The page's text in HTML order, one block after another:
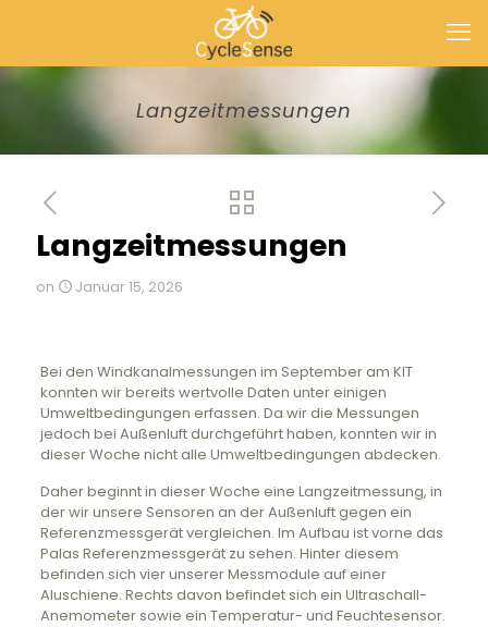
Langzeitmessungen
Langzeitmessungen
on Januar 15, 2026
Bei den Windkanalmessungen im September am KIT
konnten wir bereits wertvolle Daten unter einigen
Umweltbedingungen erfassen. Da wir die Messungen
jedoch bei Außenluft durchgeführt haben, konnten wir in
dieser Woche nicht alle Umweltbedingungen abdecken.
Daher beginnt in dieser Woche eine Langzeitmessung, in
der wir unsere Sensoren an der Außenluft gegen ein
Referenzmessgerät vergleichen. Im Aufbau ist vorne das
Palas Referenzmessgerät zu sehen. Hinter diesem
befinden sich vier unserer Messmodule auf einer
Aluschiene. Rechts davon befindet sich ein Ultraschall-
Anemometer sowie ein Temperatur- und Feuchtesensor.